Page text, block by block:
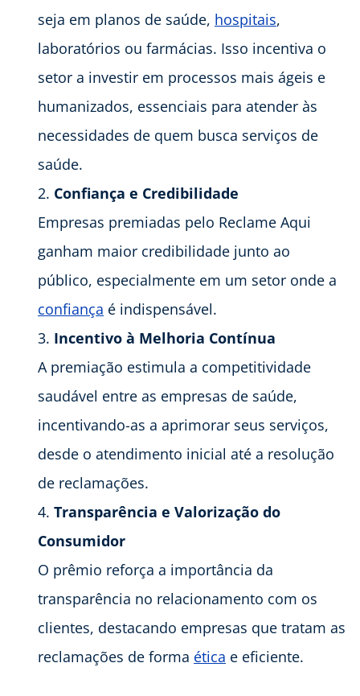
seja em planos de saúde, hospitais,
laboratórios ou farmácias. Isso incentiva o
setor a investir em processos mais ágeis e
humanizados, essenciais para atender às
necessidades de quem busca serviços de
saúde.
Confiança e Credibilidade
Empresas premiadas pelo Reclame Aqui
ganham maior credibilidade junto ao
público, especialmente em um setor onde a
confiança é indispensável.
Incentivo à Melhoria Contínua
A premiação estimula a competitividade
saudável entre as empresas de saúde,
incentivando-as a aprimorar seus serviços,
desde o atendimento inicial até a resolução
de reclamações.
Transparência e Valorização do
Consumidor
O prêmio reforça a importância da
transparência no relacionamento com os
clientes, destacando empresas que tratam as
reclamações de forma ética e eficiente.